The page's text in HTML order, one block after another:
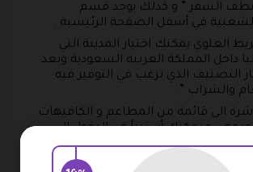
السفر ” و كذلك يوجد قسم
في أسفل الصفحة الرئيسية .
العلوي يمكنك اختيار المدينة التي
داخل المملكة العربية السعودية وبعد
التصنيف الذي ترغب في التوفير فيه
والشراب ” .
الى قائمة من المطاعم و الكافيهات
عروض و يمكنك أن تبدأ في الدخول إلى
من اجل الاطلاع على تفاصيل العروض